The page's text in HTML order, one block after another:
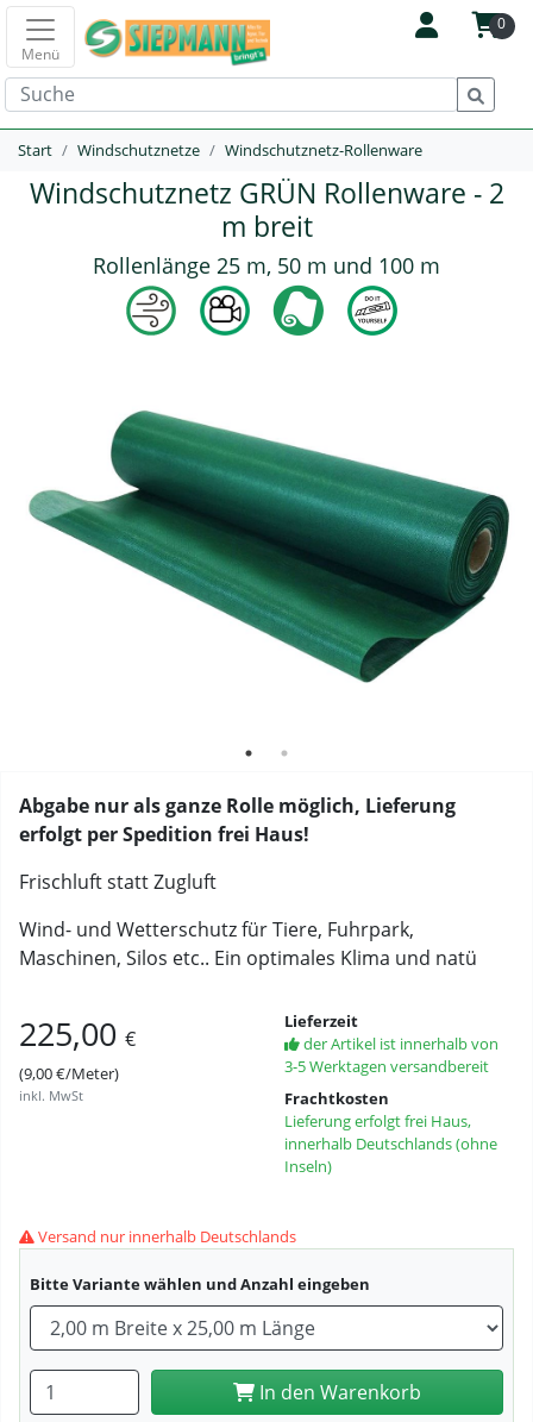
0
Menü
Start Windschutznetze Windschutznetz-Rollenware
Windschutznetz GRÜN Rollenware - 2
m breit
Rollenlänge 25 m, 50 m und 100 m
Abgabe nur als ganze Rolle möglich, Lieferung
erfolgt per Spedition frei Haus!
Frischluft statt Zugluft
Wind- und Wetterschutz für Tiere, Fuhrpark,
Maschinen, Silos etc.. Ein optimales Klima und natü
225,00 €
(9,00 €/Meter)
inkl. MwSt
Lieferzeit
der Artikel ist innerhalb von
3-5 Werktagen versandbereit
Frachtkosten
Lieferung erfolgt frei Haus,
innerhalb Deutschlands (ohne
Inseln)
Versand nur innerhalb Deutschlands
Bitte Variante wählen und Anzahl eingeben
Anzahl eingeben In den Warenkorb